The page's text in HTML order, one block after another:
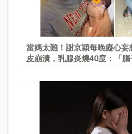
當媽太難！謝京穎每晚癡心
皮崩潰，乳腺炎燒40度：「腦